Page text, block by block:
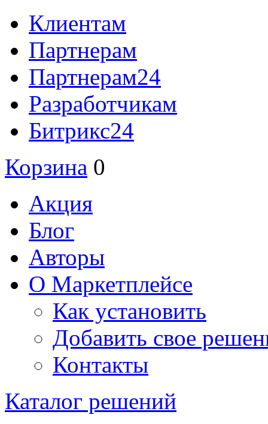
Клиентам
Партнерам
Партнерам24
Разработчикам
Битрикс24
Корзина 0
Акция
Блог
Авторы
О Маркетплейсе
Как установить
Добавить свое
Контакты
Каталог решений